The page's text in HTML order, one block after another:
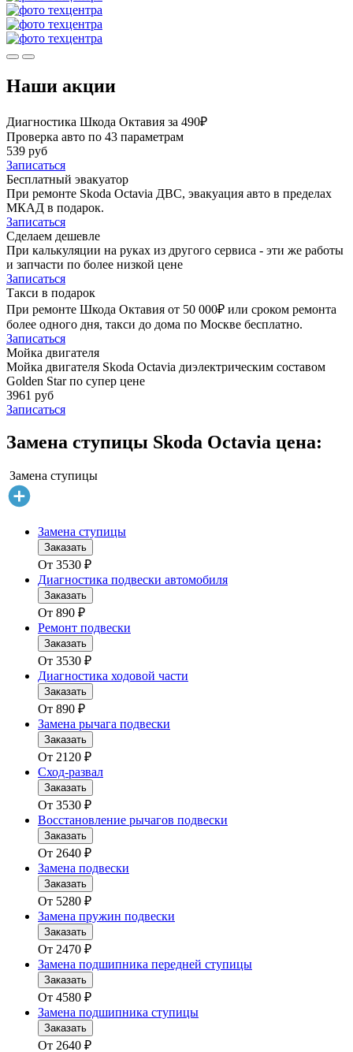
Наши акции
Диагностика Шкода Октавия за 490₽
Проверка авто по 43 параметрам
539 руб
Записаться
Бесплатный эвакуатор
При ремонте Skoda Octavia ДВС, эвакуация авто в пределах
МКАД в подарок.
Записаться
Сделаем дешевле
При калькуляции на руках из другого сервиса - эти же работы
и запчасти по более низкой цене
Записаться
Такси в подарок
При ремонте Шкода Октавия от 50 000₽ или сроком ремонта
более одного дня, такси до дома по Москве бесплатно.
Записаться
Мойка двигателя
Мойка двигателя Skoda Octavia диэлектрическим составом
Golden Star по супер цене
3961 руб
Записаться
Замена ступицы Skoda Octavia цена:
Замена ступицы
Замена ступицы
Заказать
От 3530 ₽
Диагностика подвески автомобиля
Заказать
От 890 ₽
Ремонт подвески
Заказать
От 3530 ₽
Диагностика ходовой части
Заказать
От 890 ₽
Замена рычага подвески
Заказать
От 2120 ₽
Сход-развал
Заказать
От 3530 ₽
Восстановление рычагов подвески
Заказать
От 2640 ₽
Замена подвески
Заказать
От 5280 ₽
Замена пружин подвески
Заказать
От 2470 ₽
Замена подшипника передней ступицы
Заказать
От 4580 ₽
Замена подшипника ступицы
Заказать
От 2640 ₽